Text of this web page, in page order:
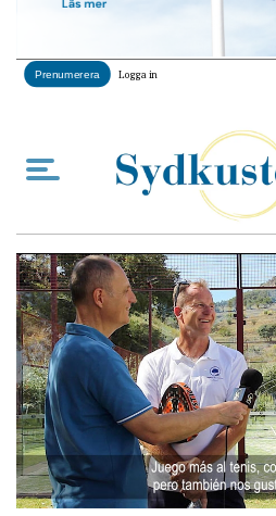
Prenumerera Logga in